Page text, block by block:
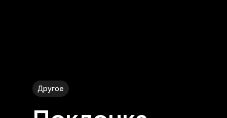
Другое